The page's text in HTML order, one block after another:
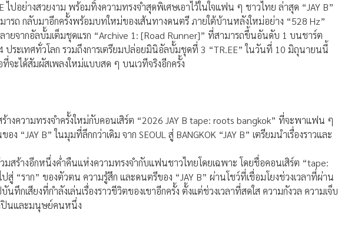
ไปอย่างสวยงาม พร้อมทิ้งความทรงจำสุดพิเศษเอาไว้ในใจแฟน ๆ ชาวไทย ล่าสุด “JAY B”
ารถ กลับมาอีกครั้งพร้อมบทใหม่ของเส้นทางดนตรี ภายใต้บ้านหลังใหม่อย่าง “528 Hz”
ายจากอัลบั้มเต็มชุดแรก “Archive 1: [Road Runner]” ที่สามารถขึ้นอันดับ 1 บนชาร์ต
ประเทศทั่วโลก รวมถึงการเตรียมปล่อยมินิอัลบั้มชุดที่ 3 “TR.EE” ในวันที่ 10 มิถุนายนนี้
จะได้สัมผัสเพลงใหม่แบบสด ๆ บนเวทีจริงอีกครั้ง
างความทรงจำครั้งใหม่กับคอนเสิร์ต “2026 JAY B tape: roots bangkok” ที่จะพาแฟน ๆ
“JAY B” ในมุมที่ลึกกว่าเดิม จาก SEOUL สู่ BANGKOK “JAY B” เตรียมนำเรื่องราวและ
มสร้างอีกหนึ่งค่ำคืนแห่งความทรงจำกับแฟนชาวไทยโดยเฉพาะ โดยชื่อคอนเสิร์ต “tape:
สู่ “ราก” ของตัวตน ความรู้สึก และดนตรีของ “JAY B” ผ่านโชว์ที่เชื่อมโยงช่วงเวลาที่ผ่าน
กเสียงที่กำลังเล่นเรื่องราวชีวิตของเขาอีกครั้ง ตั้งแต่ช่วงเวลาที่สดใส ความกังวล ความเจ็บ
ปินและมนุษย์คนหนึ่ง